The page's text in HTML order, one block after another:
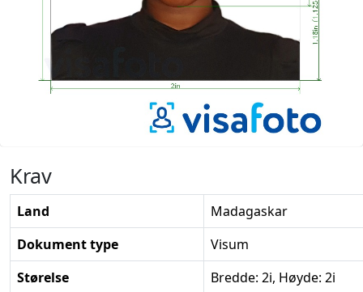
Krav
Land
Madagaskar
Dokument type
Visum
Størelse
Bredde: 2i, Høyde: 2i